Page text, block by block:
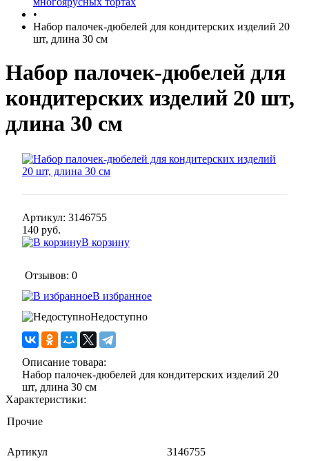
•
Набор палочек-дюбелей для кондитерских изделий 20
шт, длина 30 см
Набор палочек-дюбелей для
кондитерских изделий 20 шт,
длина 30 см
Артикул: 3146755
140 руб.
В корзину
Отзывов: 0
В избранное
Недоступно
Описание товара:
Набор палочек-дюбелей для кондитерских изделий 20
шт, длина 30 см
Характеристики:
Прочие
Артикул 3146755